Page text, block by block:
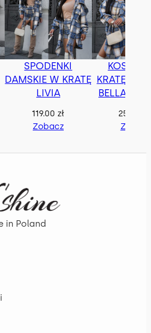
SPODENKI
DAMSKIE W KRATĘ
LIVIA
119.00zł
Zobacz
KRATĘ
BELLA z
259.00
Zobacz
in Poland